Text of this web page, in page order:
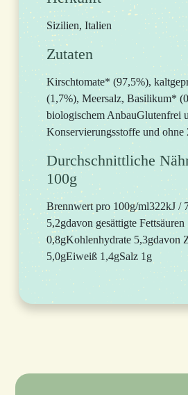
Sizilien, Italien
Zutaten
Kirschtomate* (97,5%),
(1,7%), Meersalz, Basilikum*
biologischem AnbauGlutenfrei
Konservierungsstoffe und ohne
Durchschnittliche
100g
Brennwert pro 100g/ml322kJ /
5,2gdavon gesättigte Fettsäuren
0,8gKohlenhydrate 5,3gdavon
5,0gEiweiß 1,4gSalz 1g